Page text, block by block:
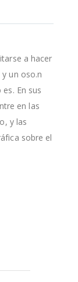
a hacer
un oso.n
En sus
en las
y las
sobre el